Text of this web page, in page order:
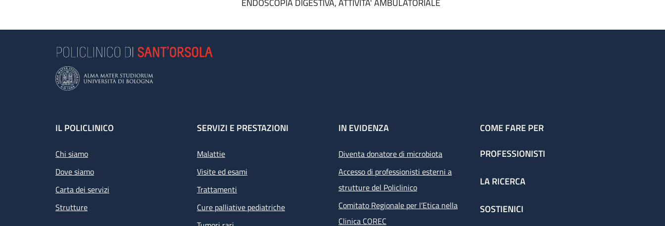
ENDOSCOPIA DIGESTIVA, ATTIVITA' AMBULATORIALE
Footer
IL POLICLINICO
Chi siamo
Dove siamo
Carta dei servizi
Strutture
SERVIZI E PRESTAZIONI
Malattie
Visite ed esami
Trattamenti
Cure palliative pediatriche
IN EVIDENZA
Diventa donatore di microbiota
Accesso di professionisti esterni a
strutture del Policlinico
Comitato Regionale per l’Etica nella
Clinica COREC
COME FARE PER
PROFESSIONISTI
LA RICERCA
SOSTIENICI